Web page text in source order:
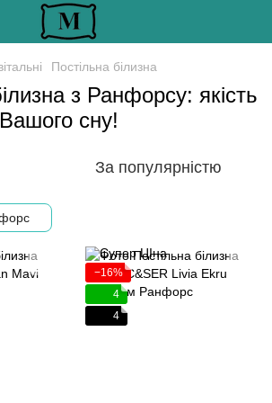
Постільна білизна
з Ранфорсу: якість
сну!
За популярністю
−16%
4
4